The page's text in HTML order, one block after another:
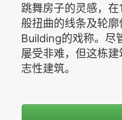
跳舞房子的灵感，
般扭曲的线条及轮
Building的戏称。尽
屡受非难，但这栋
志性建筑。